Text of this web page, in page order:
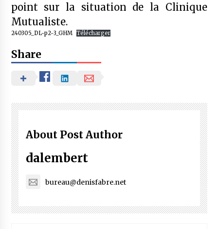
point sur la situation de la Clinique
Mutualiste.
240305_DL-p2-3_GHM Télécharger
Share
About Post Author
dalembert
bureau@denisfabre.net